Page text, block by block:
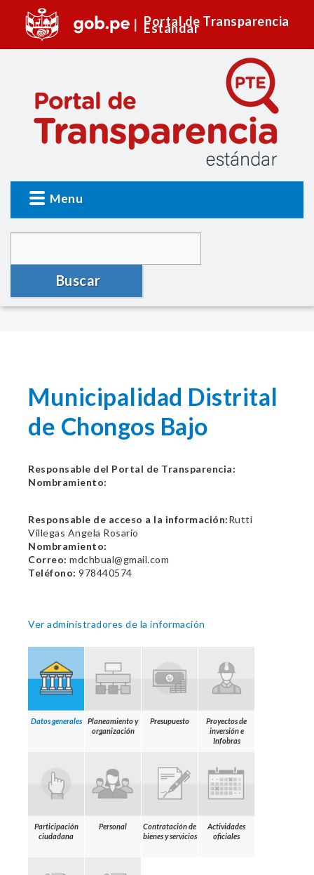
Portal de Transparencia
Estándar
Menu
Buscar
Municipalidad Distrital
de Chongos Bajo
Responsable del Portal de Transparencia:
Nombramiento:
Responsable de acceso a la información:Rutti
Villegas Angela Rosario
Nombramiento:
Correo: mdchbual@gmail.com
Teléfono: 978440574
Ver administradores de la información
Datos generales
Planeamiento y
organización
Presupuesto
Proyectos de
inversión e
Infobras
Participación
ciudadana
Personal
Contratación de
bienes y servicios
Actividades
oficiales